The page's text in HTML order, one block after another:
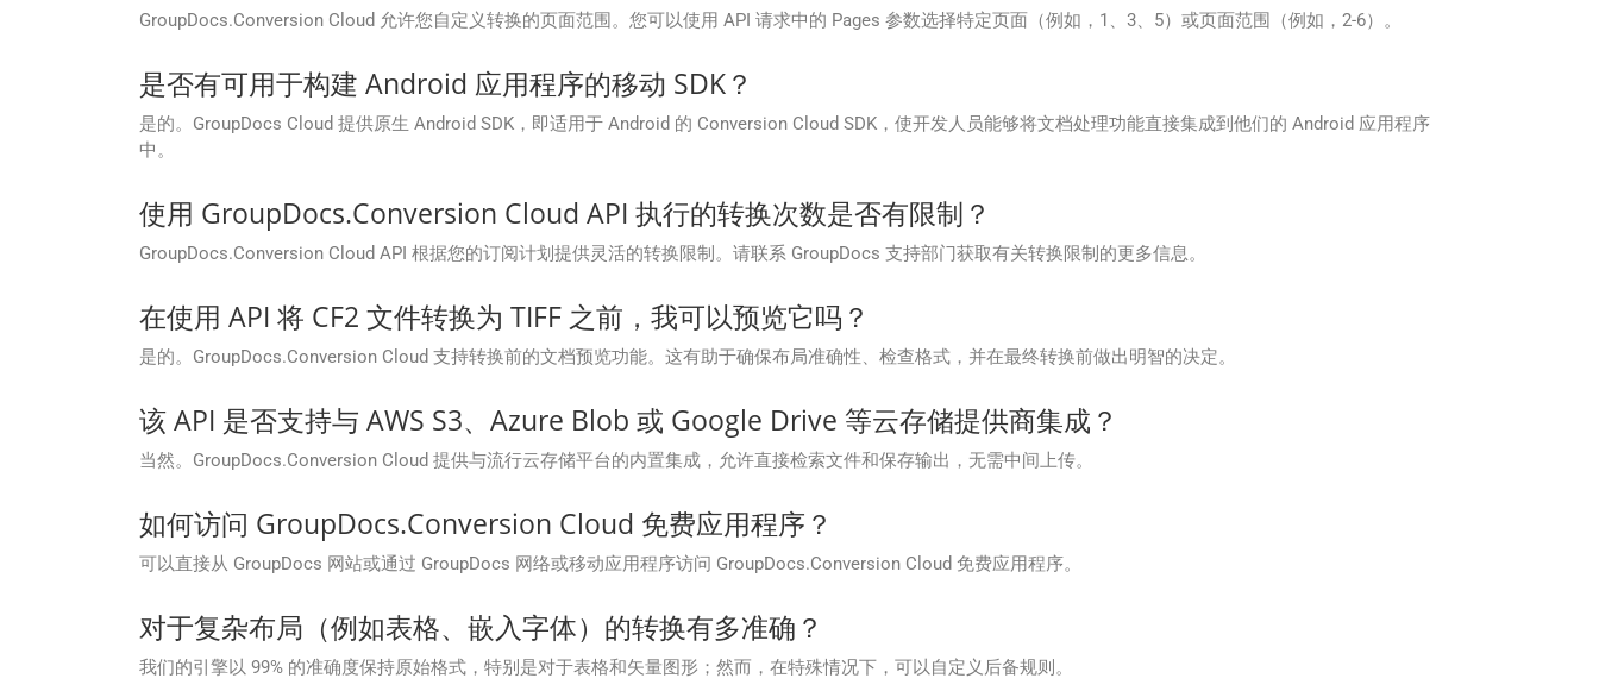
GroupDocs.Conversion Cloud 允许您自定义转换的页面范围。您可以使用 API 请求中的 Pages 参数选择特定页面（例如，1、3、5）或页面范围（例如，2-6）。
是否有可用于构建 Android 应用程序的移动 SDK？
是的。GroupDocs Cloud 提供原生 Android SDK，即适用于 Android 的 Conversion Cloud SDK，使开发人员能够将文档处理功能直接集成到他们的 Android 应用程序
中。
使用 GroupDocs.Conversion Cloud API 执行的转换次数是否有限制？
GroupDocs.Conversion Cloud API 根据您的订阅计划提供灵活的转换限制。请联系 GroupDocs 支持部门获取有关转换限制的更多信息。
在使用 API 将 CF2 文件转换为 TIFF 之前，我可以预览它吗？
是的。GroupDocs.Conversion Cloud 支持转换前的文档预览功能。这有助于确保布局准确性、检查格式，并在最终转换前做出明智的决定。
该 API 是否支持与 AWS S3、Azure Blob 或 Google Drive 等云存储提供商集成？
当然。GroupDocs.Conversion Cloud 提供与流行云存储平台的内置集成，允许直接检索文件和保存输出，无需中间上传。
如何访问 GroupDocs.Conversion Cloud 免费应用程序？
可以直接从 GroupDocs 网站或通过 GroupDocs 网络或移动应用程序访问 GroupDocs.Conversion Cloud 免费应用程序。
对于复杂布局（例如表格、嵌入字体）的转换有多准确？
我们的引擎以 99% 的准确度保持原始格式，特别是对于表格和矢量图形；然而，在特殊情况下，可以自定义后备规则。